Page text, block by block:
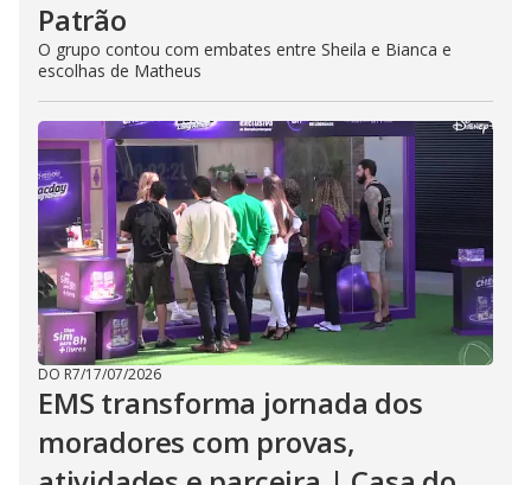
Patrão
O grupo contou com embates entre Sheila e Bianca e
escolhas de Matheus
DO R7/17/07/2026
EMS transforma jornada dos
moradores com provas,